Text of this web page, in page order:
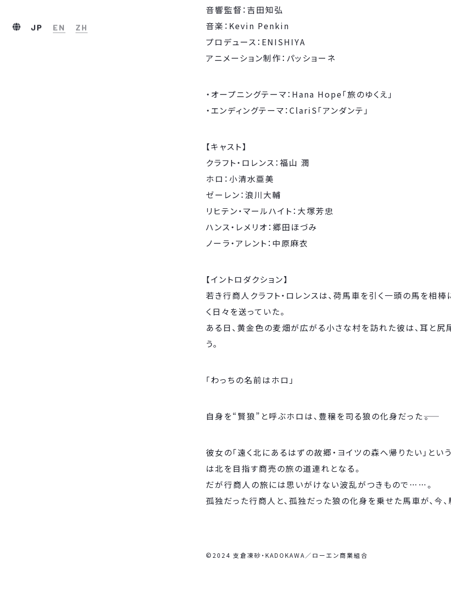
JP EN ZH
音響監督：吉田知弘
音楽：Kevin Penkin
プロデュース：ENISHIYA
アニメーション制作：パッショーネ
・オープニングテーマ：Hana Hope「旅のゆくえ」
・エンディングテーマ：ClariS「アンダンテ」
【キャスト】
クラフト・ロレンス：福山 潤
ホロ：小清水亜美
ゼーレン：浪川大輔
リヒテン・マールハイト：大塚芳忠
ハンス・レメリオ：郷田ほづみ
ノーラ・アレント：中原麻衣
【イントロダクション】
若き行商人クラフト・ロレンスは、荷馬車を引く一頭の馬を相
く日々を送っていた。
ある日、黄金色の麦畑が広がる小さな村を訪れた彼は、耳と
う。
「わっちの名前はホロ」
自身を“賢狼”と呼ぶホロは、豊穣を司る狼の化身だった――。
彼女の「遠く北にあるはずの故郷・ヨイツの森へ帰りたい」とい
は北を目指す商売の旅の道連れとなる。
だが行商人の旅には思いがけない波乱がつきもので……。
孤独だった行商人と、孤独だった狼の化身を乗せた馬車が、今、
©2024 支倉凍砂・KADOKAWA／ローエン商業組合